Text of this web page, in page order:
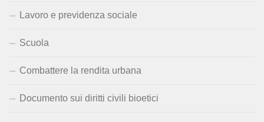
Lavoro e previdenza sociale
Scuola
Combattere la rendita urbana
Documento sui diritti civili bioetici